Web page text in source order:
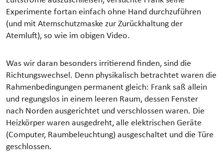
Experimente fortan einfach ohne Hand durchzuführen
(und mit Atemschutzmaske zur Zurückhaltung der
Atemluft), so wie im obigen Video.
Was wir daran besonders irritierend finden, sind die
Richtungswechsel. Denn physikalisch betrachtet waren die
Rahmenbedingungen permanent gleich: Frank saß allein
und regungslos in einem leeren Raum, dessen Fenster
nach Norden ausgerichtet und verschlossen waren. Die
Heizkörper waren ausgedreht, alle elektrischen Geräte
(Computer, Raumbeleuchtung) ausgeschaltet und die Türe
geschlossen.